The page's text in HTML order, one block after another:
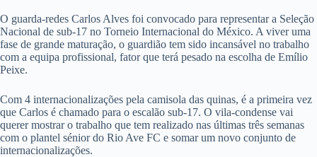
O guarda-redes Carlos Alves foi convocado para representar a Seleção
Nacional de sub-17 no Torneio Internacional do México. A viver uma
fase de grande maturação, o guardião tem sido incansável no trabalho
com a equipa profissional, fator que terá pesado na escolha de Emílio
Peixe.
Com 4 internacionalizações pela camisola das quinas, é a primeira vez
que Carlos é chamado para o escalão sub-17. O vila-condense vai
querer mostrar o trabalho que tem realizado nas últimas três semanas
com o plantel sénior do Rio Ave FC e somar um novo conjunto de
internacionalizações.